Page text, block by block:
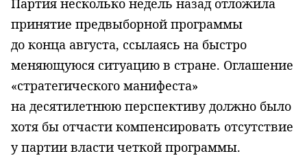
принятие предвыборной программы
до конца августа, ссылаясь на быстро
меняющуюся ситуацию в стране. Оглашение
«стратегического манифеста»
на десятилетнюю перспективу должно было
хотя бы отчасти компенсировать отсутствие
у партии власти четкой программы.